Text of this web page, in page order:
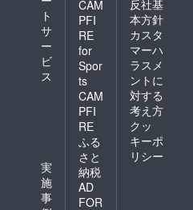
ト
サ
ー
ビ
ス
実
施
事
CAM
PFI
RE
for
Spor
ts
CAM
PFI
RE
ふる
さと
納税
AD
FOR
反社基
本方針
カスタ
マーハ
ラスメ
ントに
対する
考え方
クッ
キーポ
リシー